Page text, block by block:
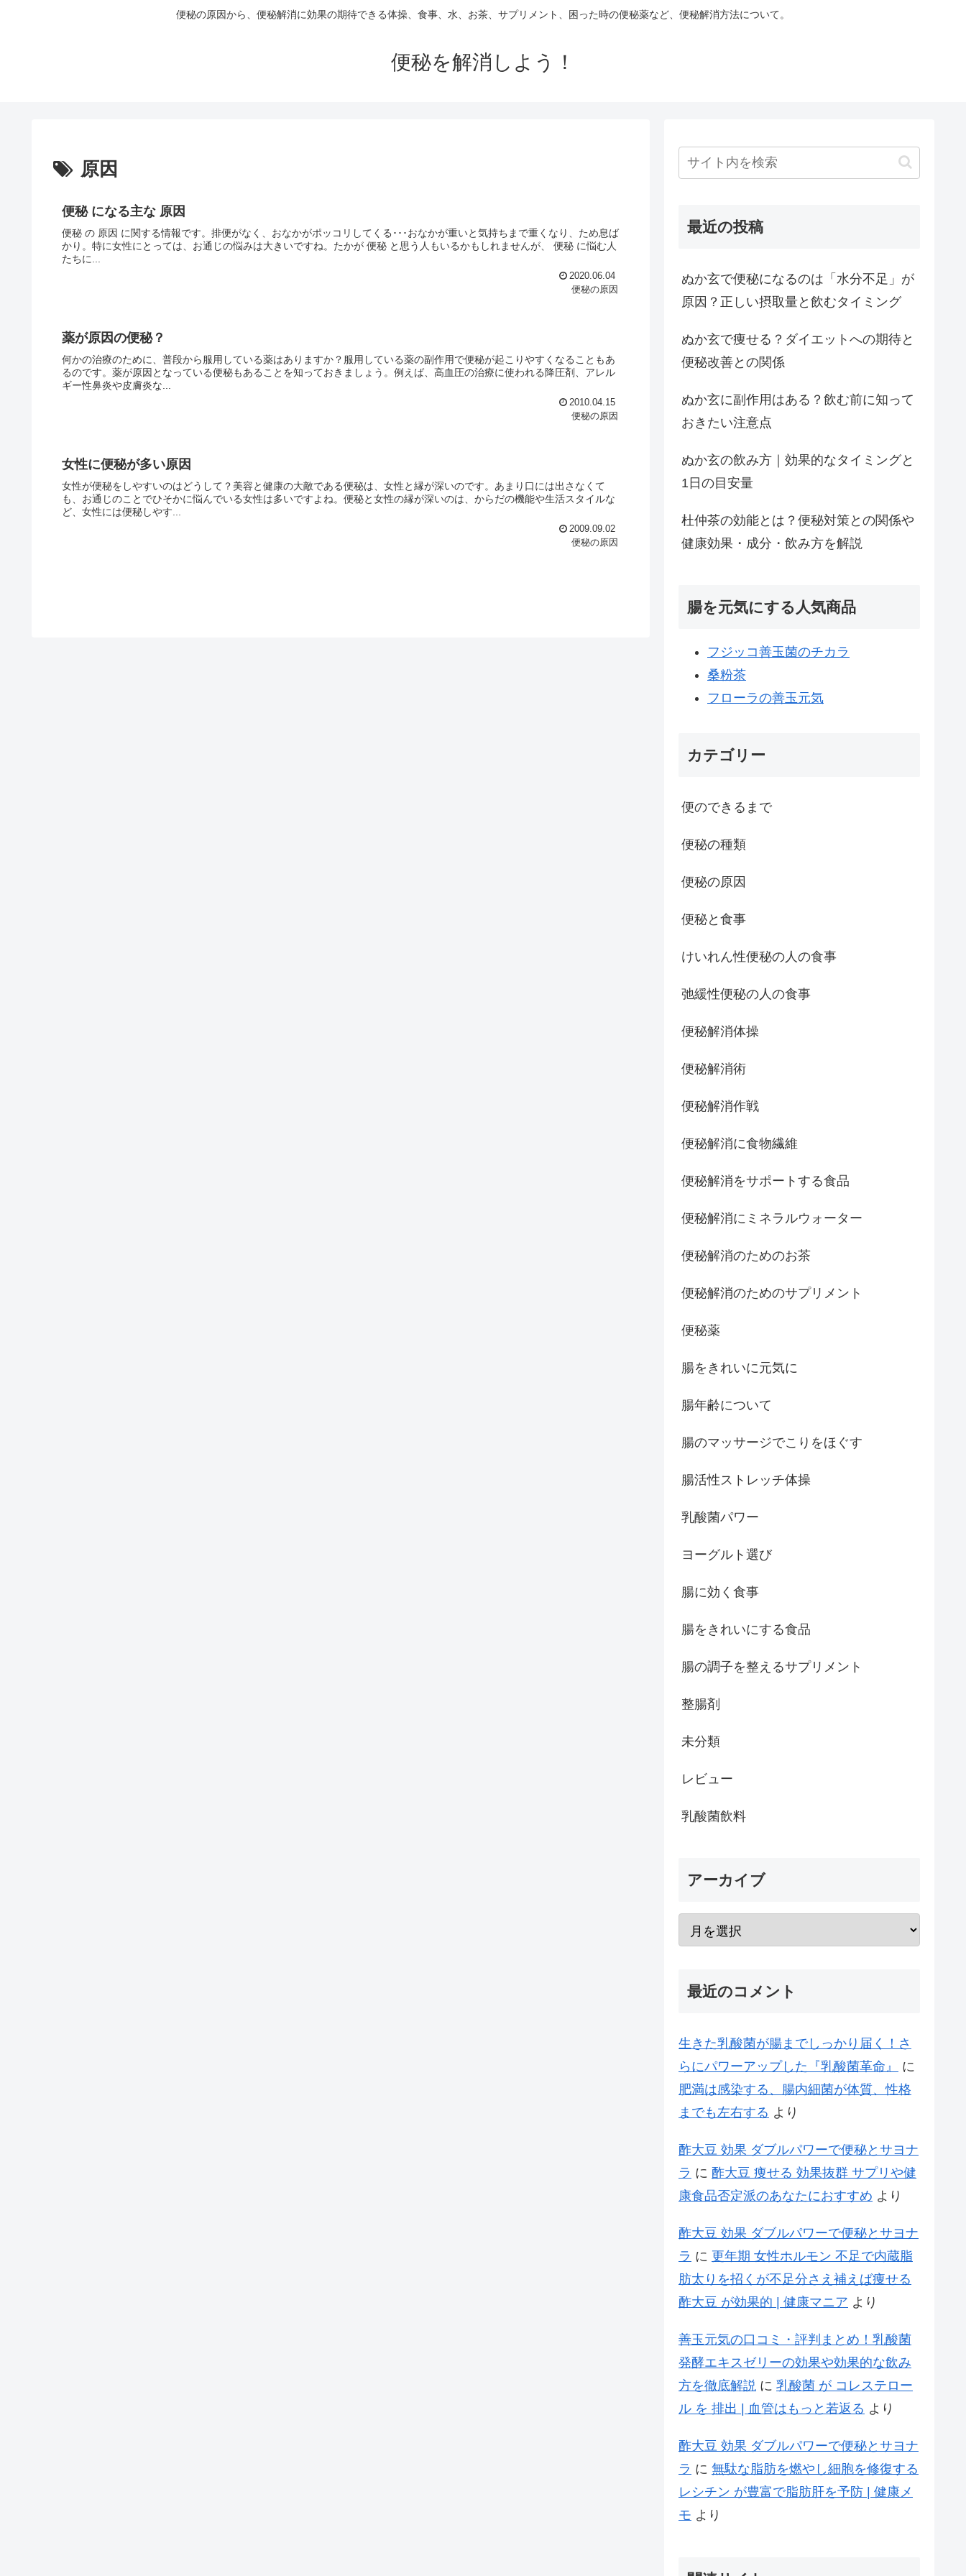
便秘の原因から、便秘解消に効果の期待できる体操、食事、水、お茶、サプリメント、困った時の便秘薬など、便秘解消方法について。
便秘を解消しよう！
原因
便秘 になる主な 原因
便秘 の 原因 に関する情報です。排便がなく、おなかがポッコリしてくる･･･おなかが重いと気持ちまで重くなり、ため息ば
かり。特に女性にとっては、お通じの悩みは大きいですね。たかが 便秘 と思う人もいるかもしれませんが、 便秘 に悩む人
たちに...
2020.06.04
便秘の原因
薬が原因の便秘？
何かの治療のために、普段から服用している薬はありますか？服用している薬の副作用で便秘が起こりやすくなることもあ
るのです。薬が原因となっている便秘もあることを知っておきましょう。例えば、高血圧の治療に使われる降圧剤、アレル
ギー性鼻炎や皮膚炎な...
2010.04.15
便秘の原因
女性に便秘が多い原因
女性が便秘をしやすいのはどうして？美容と健康の大敵である便秘は、女性と縁が深いのです。あまり口には出さなくて
も、お通じのことでひそかに悩んでいる女性は多いですよね。便秘と女性の縁が深いのは、からだの機能や生活スタイルな
ど、女性には便秘しやす...
2009.09.02
便秘の原因
最近の投稿
ぬか玄で便秘になるのは「水分不足」が
原因？正しい摂取量と飲むタイミング
ぬか玄で痩せる？ダイエットへの期待と
便秘改善との関係
ぬか玄に副作用はある？飲む前に知って
おきたい注意点
ぬか玄の飲み方｜効果的なタイミングと
1日の目安量
杜仲茶の効能とは？便秘対策との関係や
健康効果・成分・飲み方を解説
腸を元気にする人気商品
フジッコ善玉菌のチカラ
桑粉茶
フローラの善玉元気
カテゴリー
便のできるまで
便秘の種類
便秘の原因
便秘と食事
けいれん性便秘の人の食事
弛緩性便秘の人の食事
便秘解消体操
便秘解消術
便秘解消作戦
便秘解消に食物繊維
便秘解消をサポートする食品
便秘解消にミネラルウォーター
便秘解消のためのお茶
便秘解消のためのサプリメント
便秘薬
腸をきれいに元気に
腸年齢について
腸のマッサージでこりをほぐす
腸活性ストレッチ体操
乳酸菌パワー
ヨーグルト選び
腸に効く食事
腸をきれいにする食品
腸の調子を整えるサプリメント
整腸剤
未分類
レビュー
乳酸菌飲料
アーカイブ
最近のコメント
生きた乳酸菌が腸までしっかり届く！さ
らにパワーアップした『乳酸菌革命』
に
肥満は感染する、腸内細菌が体質、性格
までも左右する より
酢大豆 効果 ダブルパワーで便秘とサヨナ
ラ に 酢大豆 痩せる 効果抜群 サプリや健
康食品否定派のあなたにおすすめ より
酢大豆 効果 ダブルパワーで便秘とサヨナ
ラ に 更年期 女性ホルモン 不足で内蔵脂
肪太りを招くが不足分さえ補えば痩せる
酢大豆 が効果的 | 健康マニア より
善玉元気の口コミ・評判まとめ！乳酸菌
発酵エキスゼリーの効果や効果的な飲み
方を徹底解説 に 乳酸菌 が コレステロー
ル を 排出 | 血管はもっと若返る より
酢大豆 効果 ダブルパワーで便秘とサヨナ
ラ に 無駄な脂肪を燃やし細胞を修復する
レシチン が豊富で脂肪肝を予防 | 健康メ
モ より